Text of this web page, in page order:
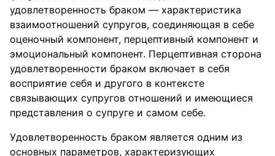
удовлетворенность браком — характеристика
взаимоотношений супругов, соединяющая в себе
оценочный компонент, перцептивный компонент и
эмоциональный компонент. Перцептивная сторона
удовлетворенности браком включает в себя
восприятие себя и другого в контексте
связывающих супругов отношений и имеющиеся
представления о супруге и самом себе.
Удовлетворенность браком является одним из
основных параметров, характеризующих